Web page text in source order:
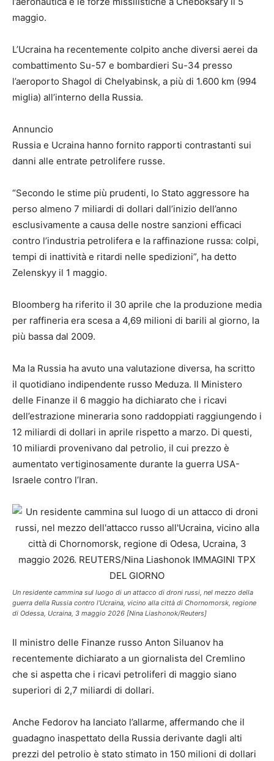
maggio.
L’Ucraina ha recentemente colpito anche diversi aerei da
combattimento Su-57 e bombardieri Su-34 presso
l’aeroporto Shagol di Chelyabinsk, a più di 1.600 km (994
miglia) all’interno della Russia.
Annuncio
Russia e Ucraina hanno fornito rapporti contrastanti sui
danni alle entrate petrolifere russe.
“Secondo le stime più prudenti, lo Stato aggressore ha
perso almeno 7 miliardi di dollari dall’inizio dell’anno
esclusivamente a causa delle nostre sanzioni efficaci
contro l’industria petrolifera e la raffinazione russa: colpi,
tempi di inattività e ritardi nelle spedizioni”, ha detto
Zelenskyy il 1 maggio.
Bloomberg ha riferito il 30 aprile che la produzione media
per raffineria era scesa a 4,69 milioni di barili al giorno, la
più bassa dal 2009.
Ma la Russia ha avuto una valutazione diversa, ha scritto
il quotidiano indipendente russo Meduza. Il Ministero
delle Finanze il 6 maggio ha dichiarato che i ricavi
dell’estrazione mineraria sono raddoppiati raggiungendo i
12 miliardi di dollari in aprile rispetto a marzo. Di questi,
10 miliardi provenivano dal petrolio, il cui prezzo è
aumentato vertiginosamente durante la guerra USA-
Israele contro l’Iran.
Un residente cammina sul luogo di un attacco di droni russi, nel mezzo della
guerra della Russia contro l’Ucraina, vicino alla città di Chornomorsk, regione
di Odessa, Ucraina, 3 maggio 2026 [Nina Liashonok/Reuters]
Il ministro delle Finanze russo Anton Siluanov ha
recentemente dichiarato a un giornalista del Cremlino
che si aspetta che i ricavi petroliferi di maggio siano
superiori di 2,7 miliardi di dollari.
Anche Fedorov ha lanciato l’allarme, affermando che il
guadagno inaspettato della Russia derivante dagli alti
prezzi del petrolio è stato stimato in 150 milioni di dollari